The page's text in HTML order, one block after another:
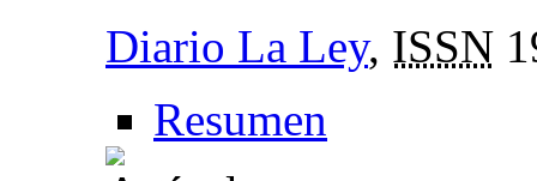
Diario La Ley, ISSN
Resumen